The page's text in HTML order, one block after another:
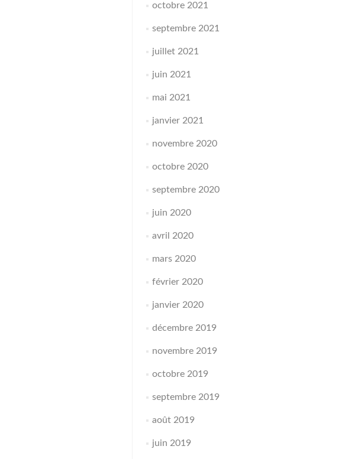
octobre 2021
septembre 2021
juillet 2021
juin 2021
mai 2021
janvier 2021
novembre 2020
octobre 2020
septembre 2020
juin 2020
avril 2020
mars 2020
février 2020
janvier 2020
décembre 2019
novembre 2019
octobre 2019
septembre 2019
août 2019
juin 2019